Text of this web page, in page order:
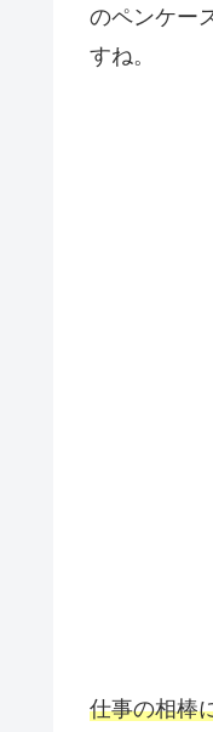
のペンケー
すね。
仕事の相棒